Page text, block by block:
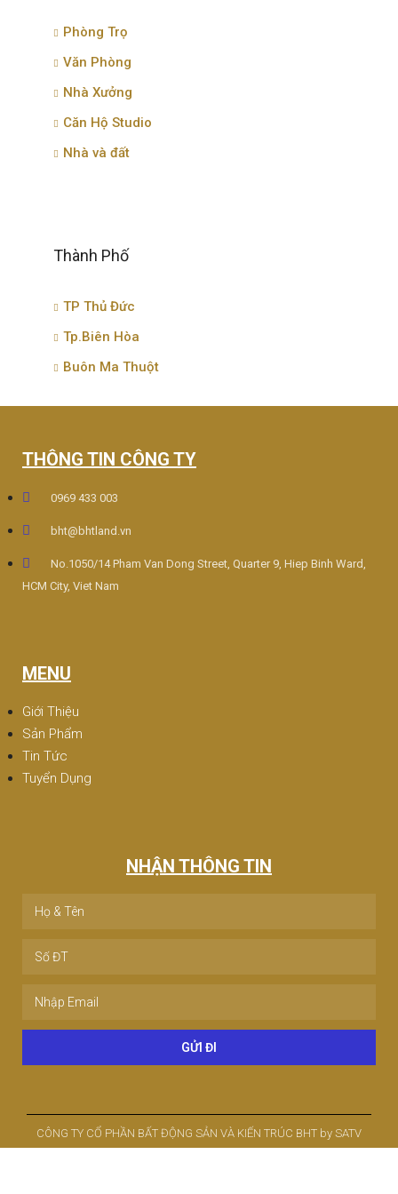
Phòng Trọ
Văn Phòng
Nhà Xưởng
Căn Hộ Studio
Nhà và đất
Thành Phố
TP Thủ Đức
Tp.Biên Hòa
Buôn Ma Thuột
THÔNG TIN CÔNG TY
0969 433 003
bht@bhtland.vn
No.1050/14 Pham Van Dong Street, Quarter 9, Hiep Binh Ward,
HCM City, Viet Nam
MENU
Giới Thiệu
Sản Phẩm
Tin Tức
Tuyển Dụng
NHẬN THÔNG TIN
GỬI ĐI
CÔNG TY CỔ PHẦN BẤT ĐỘNG SẢN VÀ KIẾN TRÚC BHT by SATV